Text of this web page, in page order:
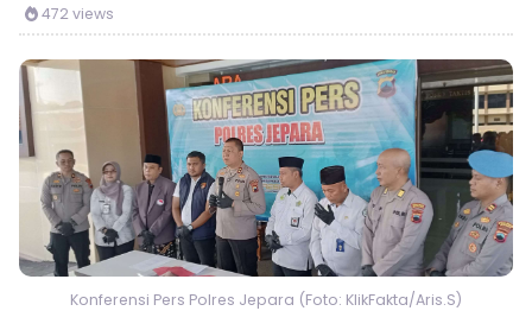
472 views
Konferensi Pers Polres Jepara (Foto: KlikFakta/Aris.S)